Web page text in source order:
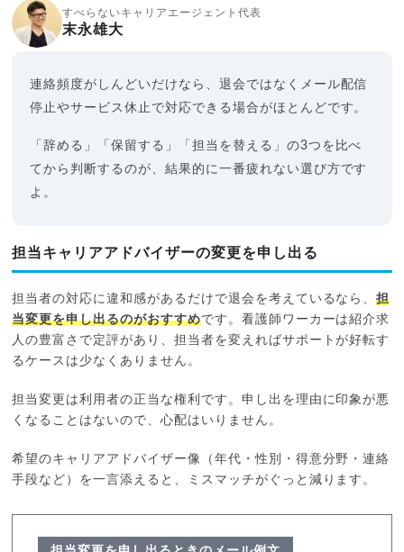
すべらないキャリアエージェント代表
末永雄大
連絡頻度がしんどいだけなら、退会ではなくメール配信
停止やサービス休止で対応できる場合がほとんどです。
「辞める」「保留する」「担当を替える」の3つを比べ
てから判断するのが、結果的に一番疲れない選び方です
よ。
担当キャリアアドバイザーの変更を申し出る
担当者の対応に違和感があるだけで退会を考えているなら、担
当変更を申し出るのがおすすめです。看護師ワーカーは紹介求
人の豊富さで定評があり、担当者を変えればサポートが好転す
るケースは少なくありません。
担当変更は利用者の正当な権利です。申し出を理由に印象が悪
くなることはないので、心配はいりません。
希望のキャリアアドバイザー像（年代・性別・得意分野・連絡
手段など）を一言添えると、ミスマッチがぐっと減ります。